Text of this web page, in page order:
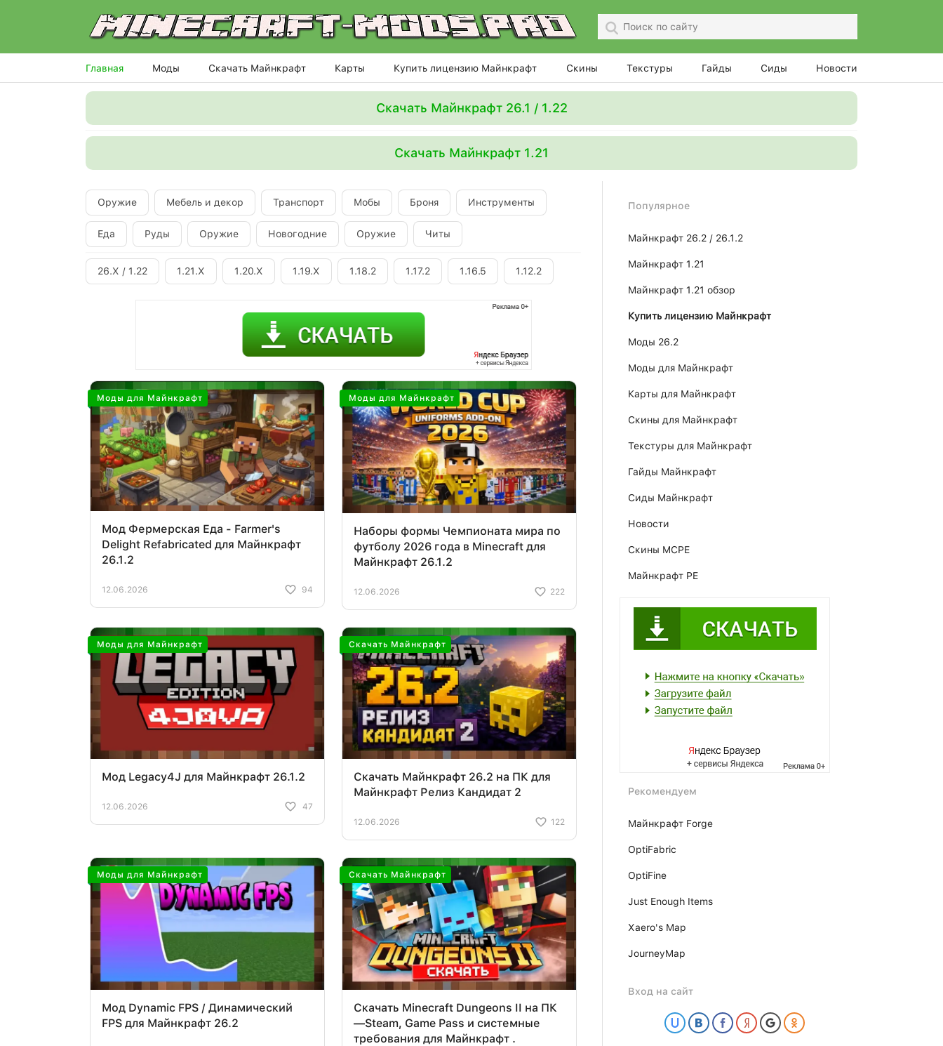
Главная Моды Скачать Майнкрафт Карты Купить лицензию Майнкрафт Скины Текстуры Гайды Сиды Новости
Скачать Майнкрафт 26.1 / 1.22
Скачать Майнкрафт 1.21
Оружие Мебель и декор Транспорт Мобы Броня Инструменты
Еда Руды Оружие Новогодние Оружие Читы
26.X / 1.22 1.21.X 1.20.X 1.19.X 1.18.2 1.17.2 1.16.5 1.12.2
Моды для Майнкрафт
Мод Фермерская Еда - Farmer's
Delight Refabricated для Майнкрафт
26.1.2
12.06.2026 94
Моды для Майнкрафт
Наборы формы Чемпионата мира по
футболу 2026 года в Minecraft для
Майнкрафт 26.1.2
12.06.2026 222
Моды для Майнкрафт
Мод Legacy4J для Майнкрафт 26.1.2
12.06.2026 47
Скачать Майнкрафт
Скачать Майнкрафт 26.2 на ПК для
Майнкрафт Релиз Кандидат 2
12.06.2026 122
Моды для Майнкрафт
Мод Dynamic FPS / Динамический
FPS для Майнкрафт 26.2
Скачать Майнкрафт
Скачать Minecraft Dungeons II на ПК
—Steam, Game Pass и системные
требования для Майнкрафт .
Популярное
Майнкрафт 26.2 / 26.1.2
Майнкрафт 1.21
Майнкрафт 1.21 обзор
Купить лицензию Майнкрафт
Моды 26.2
Моды для Майнкрафт
Карты для Майнкрафт
Скины для Майнкрафт
Текстуры для Майнкрафт
Гайды Майнкрафт
Сиды Майнкрафт
Новости
Скины MCPE
Майнкрафт PE
Рекомендуем
Майнкрафт Forge
OptiFabric
OptiFine
Just Enough Items
Xаero's Mаp
JourneyMap
Вход на сайт